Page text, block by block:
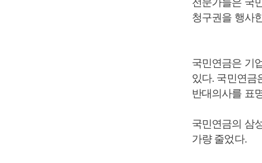
전문가들은 국
청구권을 행사
국민연금은 기
있다. 국민연금
반대의사를 표
국민연금의 삼
가량 줄었다.